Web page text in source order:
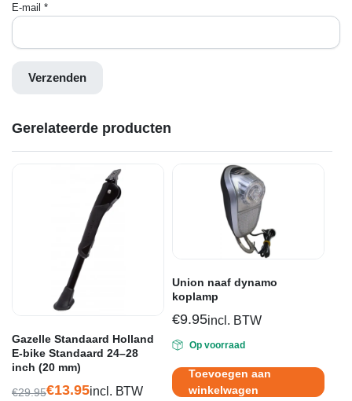
E-mail *
Gerelateerde producten
Gazelle Standaard Holland
E-bike Standaard 24–28
inch (20 mm)
€29.95€13.95incl. BTW
Union naaf dynamo
koplamp
€9.95incl. BTW
Op voorraad
Toevoegen aan
winkelwagen